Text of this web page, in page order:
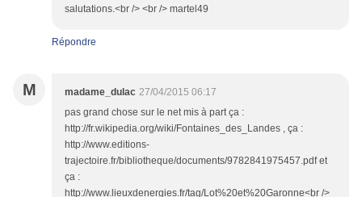
salutations.<br /> <br /> martel49
Répondre
M madame_dulac 27/04/2015 06:17
pas grand chose sur le net mis à part ça :
http://fr.wikipedia.org/wiki/Fontaines_des_Landes , ça :
http://www.editions-
trajectoire.fr/bibliotheque/documents/9782841975457.pdf et
ça :
http://www.lieuxdenergies.fr/tag/Lot%20et%20Garonne<br />